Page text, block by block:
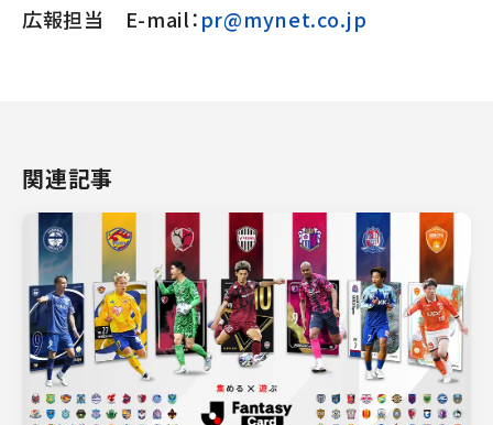
広報担当 E-mail：pr@mynet.co.jp
関連記事